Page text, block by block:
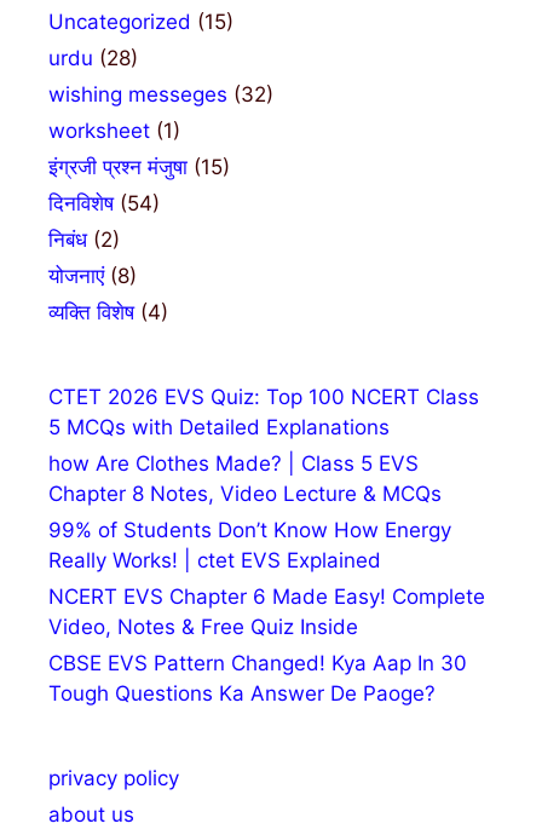
Uncategorized (15)
urdu (28)
wishing messeges (32)
worksheet (1)
इंग्रजी प्रश्न मंजुषा (15)
दिनविशेष(54)
निबंध(2)
योजनाएं(8)
व्यक्ति विशेष(4)
CTET 2026 EVS Quiz: Top 100 NCERT Class
5 MCQs with Detailed Explanations
how Are Clothes Made? | Class 5 EVS
Chapter 8 Notes, Video Lecture & MCQs
99% of Students Don’t Know How Energy
Really Works! | ctet EVS Explained
NCERT EVS Chapter 6 Made Easy! Complete
Video, Notes & Free Quiz Inside
CBSE EVS Pattern Changed! Kya Aap In 30
Tough Questions Ka Answer De Paoge?
privacy policy
about us